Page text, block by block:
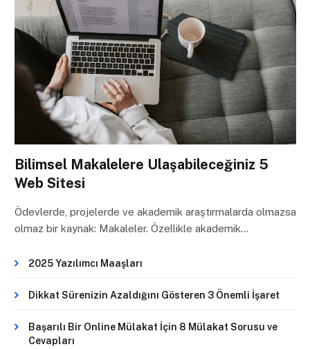
Bilimsel Makalelere Ulaşabileceğiniz 5
Web Sitesi
Ödevlerde, projelerde ve akademik araştırmalarda olmazsa
olmaz bir kaynak: Makaleler. Özellikle akademik…
2025 Yazılımcı Maaşları
Dikkat Sürenizin Azaldığını Gösteren 3 Önemli İşaret
Başarılı Bir Online Mülakat İçin 8 Mülakat Sorusu ve
Cevapları